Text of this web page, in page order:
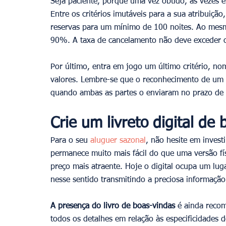
Entre os critérios imutáveis ​​para a sua
reservas para um mínimo de 100 noites. Ao
90%. A taxa de cancelamento não deve exceder
Por último, entra em jogo um último critério,
valores. Lembre-se que o reconhecimento de
quando ambas as partes o enviaram no prazo
Crie um livreto digital de
Para o seu aluguer sazonal , não hesite em
permanece muito mais fácil do que uma versão
preço mais atraente. Hoje o digital ocupa um
nesse sentido transmitindo a preciosa
A presença do livro de boas-vindas é ainda
todos os detalhes em relação às especificidades